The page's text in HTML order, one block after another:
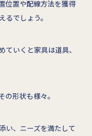
位置や配線方法を獲得
でしょう。
いくと家具は道具、
形状も様々。
い、ニーズを満たして